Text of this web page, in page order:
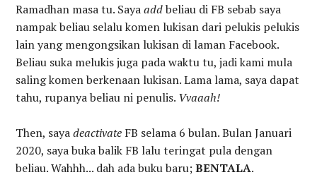
Ramadhan masa tu. Sayaaddbeliau di FB sebab saya
nampak beliau selalu komen lukisan dari pelukis pelukis
lain yang mengongsikan lukisan di laman Facebook.
Beliau suka melukis juga pada waktu tu, jadi kami mula
saling komen berkenaan lukisan. Lama lama, saya dapat
tahu, rupanya beliau ni penulis. Vvaaah!
Then, sayadeactivate FB selama 6 bulan. Bulan Januari
2020, saya buka balik FB lalu teringat pula dengan
beliau. Wahhh... dah ada buku baru;BENTALA.